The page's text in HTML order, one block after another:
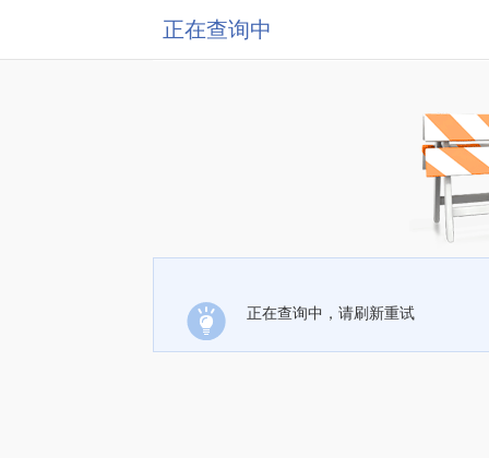
正在查询中
正在查询中，请刷新重试